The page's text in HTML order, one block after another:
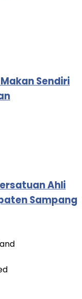
Sendiri
Ahli
Sampang
and